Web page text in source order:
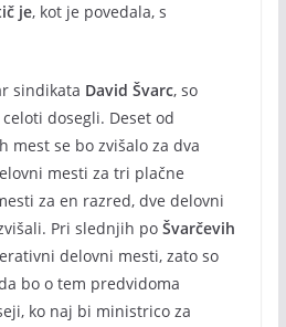
je, kot je povedala, s
sindikata David Švarc, so
dosegli. Deset od
mest se bo zvišalo za dva
mesti za tri plačne
za en razred, dve delovni
Pri slednjih po Švarčevih
delovni mesti, zato so
bo o tem predvidoma
ko naj bi ministrico za